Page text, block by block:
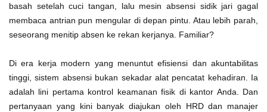
basah setelah cuci tangan, lalu mesin absensi sidik jari gagal
membaca antrian pun mengular di depan pintu. Atau lebih parah,
seseorang menitip absen ke rekan kerjanya. Familiar?
Di era kerja modern yang menuntut efisiensi dan akuntabilitas
tinggi, sistem absensi bukan sekadar alat pencatat kehadiran. Ia
adalah lini pertama kontrol keamanan fisik di kantor Anda. Dan
pertanyaan yang kini banyak diajukan oleh HRD dan manajer